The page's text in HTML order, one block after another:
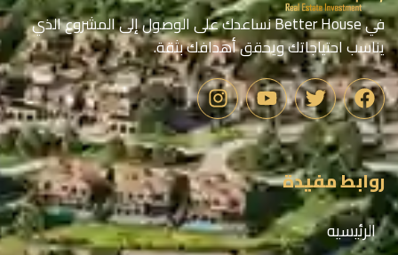
في Better House نساعدك على الوصول إلى المشروع الذي
يناسب احتياجاتك ويحقق أهدافك بثقة.
روابط مفيدة
الرئيسيه